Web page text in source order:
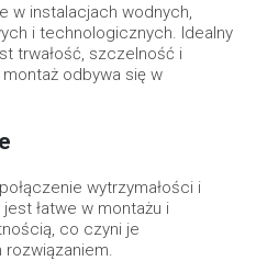
w instalacjach wodnych,
i technologicznych. Idealny
trwałość, szczelność i
odbywa się w
wytrzymałości i
łatwe w montażu i
co czyni je
rozwiązaniem.